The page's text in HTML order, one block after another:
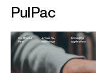
PulPac